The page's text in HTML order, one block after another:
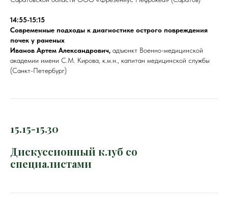
14:55-15:15
Современные подходы к диагностике острого повреждения
почек у раненых
Иванов Артем Александрович, адъюнкт Военно-медицинской
академии имени С.М. Кирова, к.м.н., капитан медицинской службы
(Санкт-Петербург)
15.15-15.30
Дискуссионный клуб со
специалистами